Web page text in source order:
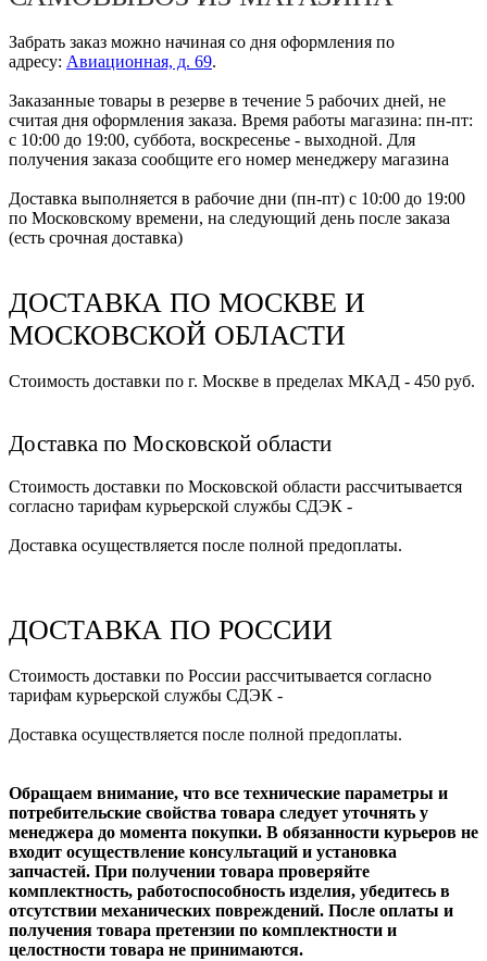
Забрать заказ можно начиная со дня оформления по
адресу: Авиационная, д. 69.
Заказанные товары в резерве в течение 5 рабочих дней, не
считая дня оформления заказа. Время работы магазина: пн-пт:
с 10:00 до 19:00, суббота, воскресенье - выходной. Для
получения заказа сообщите его номер менеджеру магазина
Доставка выполняется в рабочие дни (пн-пт) с 10:00 до 19:00
по Московскому времени, на следующий день после заказа
(есть срочная доставка)
ДОСТАВКА ПО МОСКВЕ И
МОСКОВСКОЙ ОБЛАСТИ
Стоимость доставки по г. Москве в пределах МКАД - 450 руб.
Доставка по Московской области
Стоимость доставки по Московской области рассчитывается
согласно тарифам курьерской службы СДЭК -
Доставка осуществляется после полной предоплаты.
ДОСТАВКА ПО РОССИИ
Стоимость доставки по России рассчитывается согласно
тарифам курьерской службы СДЭК -
Доставка осуществляется после полной предоплаты.
Обращаем внимание, что все технические параметры и
потребительские свойства товара следует уточнять у
менеджера до момента покупки. В обязанности курьеров не
входит осуществление консультаций и установка
запчастей. При получении товара проверяйте
комплектность, работоспособность изделия, убедитесь в
отсутствии механических повреждений. После оплаты и
получения товара претензии по комплектности и
целостности товара не принимаются.